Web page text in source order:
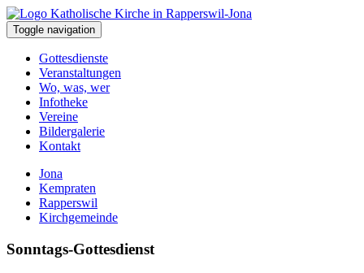
Toggle navigation
Gottesdienste
Veranstaltungen
Wo, was, wer
Infotheke
Vereine
Bildergalerie
Kontakt
Jona
Kempraten
Rapperswil
Kirchgemeinde
Sonntags-Gottesdienst